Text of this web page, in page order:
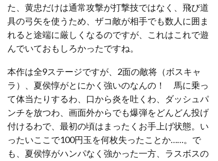
た、黄忠だけは通常攻撃が打撃技ではなく、飛び道
具の弓矢を使うため、ザコ敵が相手でも数人に囲ま
れると途端に厳しくなるのですが、これはこれで遊
んでいておもしろかったですね。
本作は全9ステージですが、2面の敵将（ボスキャ
ラ）、夏侯惇がとにかく強いのなんの！ 馬に乗っ
て体当たりするわ、口から炎を吐くわ、ダッシュパ
ンチを放つわ、画面外からでも爆弾をどんどん投げ
付けるわで、最初の頃はまったくお手上げ状態。い
ったいここで100円玉を何枚失ったことか……。で
も、夏侯惇がハンパなく強かった一方、ラスボスの